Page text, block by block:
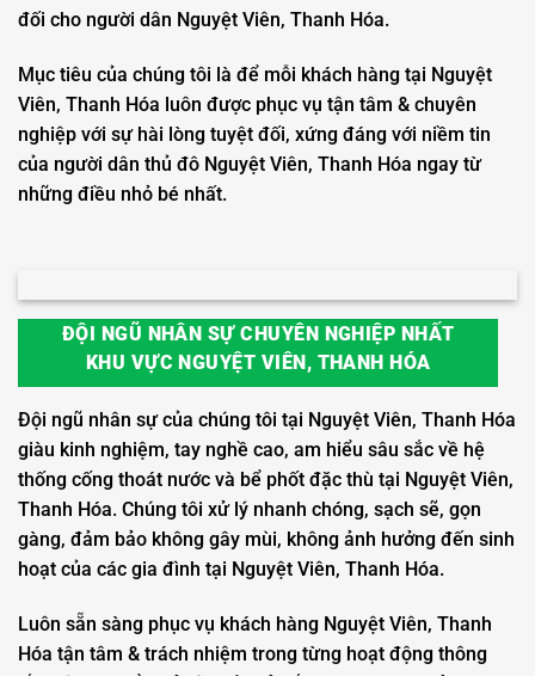
đối cho người dân Nguyệt Viên, Thanh Hóa.
Mục tiêu của chúng tôi là để mỗi khách hàng tại Nguyệt
Viên, Thanh Hóa luôn được phục vụ tận tâm & chuyên
nghiệp với sự hài lòng tuyệt đối, xứng đáng với niềm tin
của người dân thủ đô Nguyệt Viên, Thanh Hóa ngay từ
những điều nhỏ bé nhất.
ĐỘI NGŨ NHÂN SỰ CHUYÊN NGHIỆP NHẤT
KHU VỰC NGUYỆT VIÊN, THANH HÓA
Đội ngũ nhân sự của chúng tôi tại Nguyệt Viên, Thanh Hóa
giàu kinh nghiệm, tay nghề cao, am hiểu sâu sắc về hệ
thống cống thoát nước và bể phốt đặc thù tại Nguyệt Viên,
Thanh Hóa. Chúng tôi xử lý nhanh chóng, sạch sẽ, gọn
gàng, đảm bảo không gây mùi, không ảnh hưởng đến sinh
hoạt của các gia đình tại Nguyệt Viên, Thanh Hóa.
Luôn sẵn sàng phục vụ khách hàng Nguyệt Viên, Thanh
Hóa tận tâm & trách nhiệm trong từng hoạt động thông